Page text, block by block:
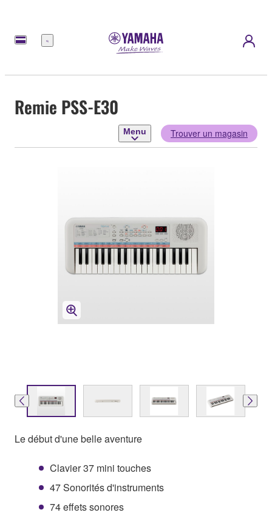
Menu
Remie PSS-E30
Menu Trouver un magasin
Le début d'une belle aventure
Clavier 37 mini touches
47 Sonorités d'instruments
74 effets sonores